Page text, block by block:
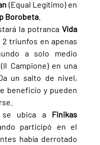
(Equal Legítimo) en
Borobeta.
la potranca Vida
2 triunfos en apenas
a solo medio
(Il Campione) en una
un salto de nivel,
beneficio y pueden
se ubica a
había derrotado